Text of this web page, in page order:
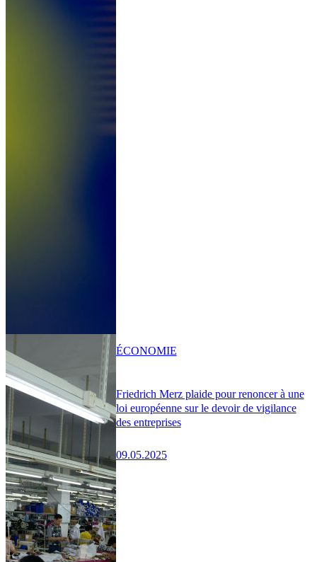
Friedrich Merz plaide pour renoncer à une
loi européenne sur le devoir de vigilance
des entreprises
09.05.2025
ÉCONOMIE